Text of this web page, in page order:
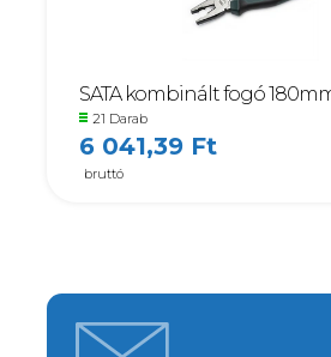
SATA kombinált fogó
21 Darab
6 041,39 Ft
bruttó